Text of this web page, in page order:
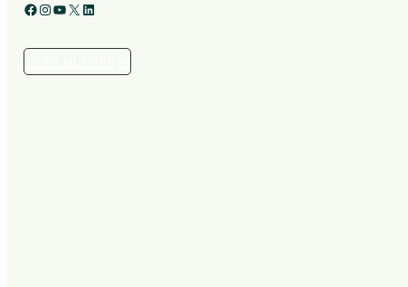
Facebook Instagram YouTube X LinkedIn